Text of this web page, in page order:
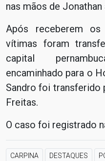
nas mãos de
Após receberem
vítimas foram
capital
encaminhado para o
Sandro foi transferido
Freitas.
O caso foi registrado
CARPINA DESTAQUES